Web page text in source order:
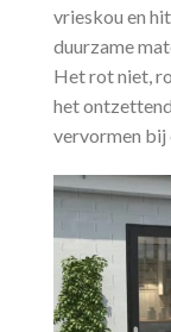
vrieskou en
duurzame
Het rot niet,
het
vervormen